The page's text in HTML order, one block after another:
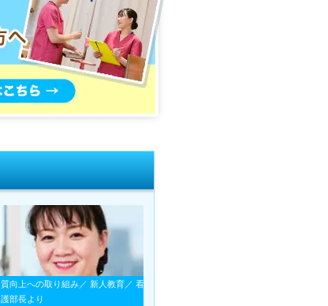
質向上への取り組み／ 新人教育／ 看
護部長より